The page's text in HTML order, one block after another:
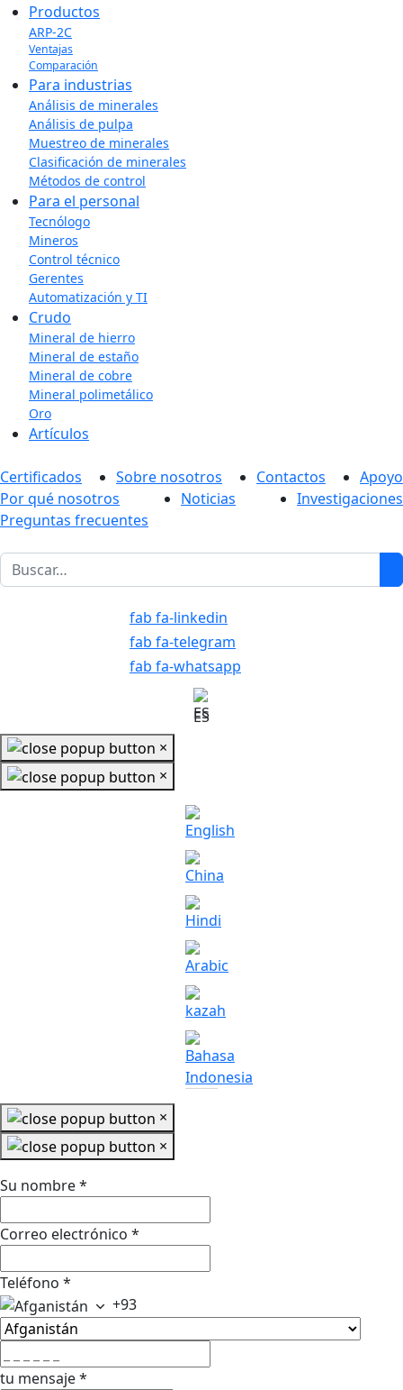
Productos
ARP-2C
Ventajas
Comparación
Para industrias
Análisis de minerales
Análisis de pulpa
Muestreo de minerales
Clasificación de minerales
Métodos de control
Para el personal
Tecnólogo
Mineros
Control técnico
Gerentes
Automatización y TI
Crudo
Mineral de hierro
Mineral de estaño
Mineral de cobre
Mineral polimetálico
Oro
Artículos
Certificados Sobre nosotros Contactos
Apoyo
Por qué nosotros
Noticias
Investigaciones
Preguntas frecuentes
1
fab fa-linkedin
fab fa-telegram
fab fa-whatsapp
ES
×
×
×
×
Su nombre*
Correo electrónico *
Teléfono *
+93
tu mensaje*